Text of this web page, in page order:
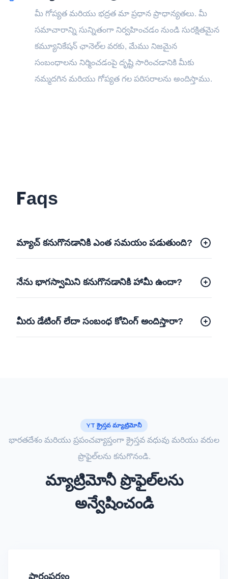
మీ గోప్యత మరియు భద్రత మా ప్రధాన ప్రాధాన్యతలు. మీ
సమాచారాన్ని సున్నితంగా నిర్వహించడం నుండి సురక్షితమైన
కమ్యూనికేషన్ ఛానెల్‌ల వరకు, మేము నిజమైన
సంబంధాలను నిర్మించడంపై దృష్టి సారించడానికి మీకు
నమ్మదగిన మరియు గోప్యత గల పరిసరాలను అందిస్తాము.
Faqs
మ్యాచ్ కనుగొనడానికి ఎంత సమయం పడుతుంది?
నేను భాగస్వామిని కనుగొనడానికి హామీ ఉందా?
మీరు డేటింగ్ లేదా సంబంధ కోచింగ్ అందిస్తారా?
YT క్రైస్తవ మ్యాట్రిమోనీ
భారతదేశం మరియు ప్రపంచవ్యాప్తంగా క్రైస్తవ వధువు మరియు వరుల
ప్రొఫైల్‌లను కనుగొనండి.
మ్యాట్రిమోనీ ప్రొఫైల్‌లను
అన్వేషించండి
పారంపర్యం